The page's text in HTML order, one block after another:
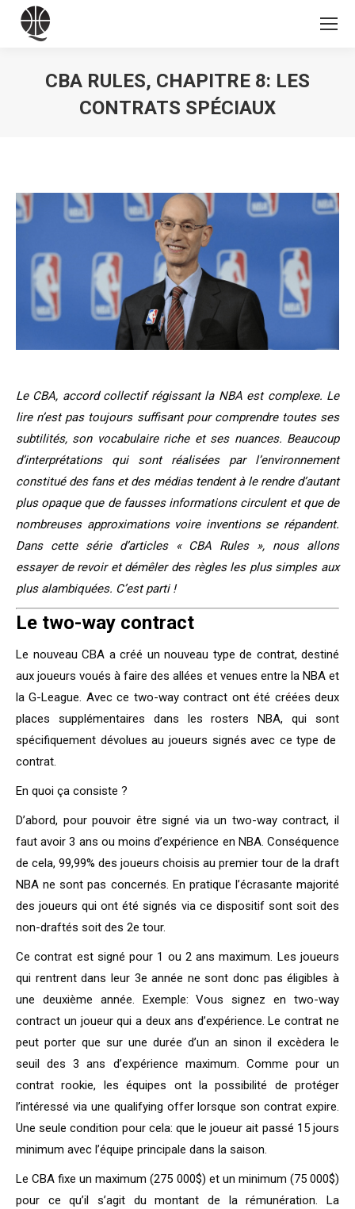
CBA RULES, CHAPITRE 8: LES
CONTRATS SPÉCIAUX
Le CBA, accord collectif régissant la NBA est complexe. Le
lire n’est pas toujours suffisant pour comprendre toutes ses
subtilités, son vocabulaire riche et ses nuances. Beaucoup
d’interprétations qui sont réalisées par l’environnement
constitué des fans et des médias tendent à le rendre d’autant
plus opaque que de fausses informations circulent et que de
nombreuses approximations voire inventions se répandent.
Dans cette série d’articles « CBA Rules », nous allons
essayer de revoir et démêler des règles les plus simples aux
plus alambiquées. C’est parti !
Le two-way contract
Le nouveau CBA a créé un nouveau type de contrat, destiné
aux joueurs voués à faire des allées et venues entre la NBA et
la G-League. Avec ce two-way contract ont été créées deux
places supplémentaires dans les rosters NBA, qui sont
spécifiquement dévolues au joueurs signés avec ce type de
contrat.
En quoi ça consiste ?
D’abord, pour pouvoir être signé via un two-way contract, il
faut avoir 3 ans ou moins d’expérience en NBA. Conséquence
de cela, 99,99% des joueurs choisis au premier tour de la draft
NBA ne sont pas concernés. En pratique l’écrasante majorité
des joueurs qui ont été signés via ce dispositif sont soit des
non-draftés soit des 2e tour.
Ce contrat est signé pour 1 ou 2 ans maximum. Les joueurs
qui rentrent dans leur 3e année ne sont donc pas éligibles à
une deuxième année. Exemple: Vous signez en two-way
contract un joueur qui a deux ans d’expérience. Le contrat ne
peut porter que sur une durée d’un an sinon il excèdera le
seuil des 3 ans d’expérience maximum. Comme pour un
contrat rookie, les équipes ont la possibilité de protéger
l’intéressé via une qualifying offer lorsque son contrat expire.
Une seule condition pour cela: que le joueur ait passé 15 jours
minimum avec l’équipe principale dans la saison.
Le CBA fixe un maximum (275 000$) et un minimum (75 000$)
pour ce qu’il s’agit du montant de la rémunération. La